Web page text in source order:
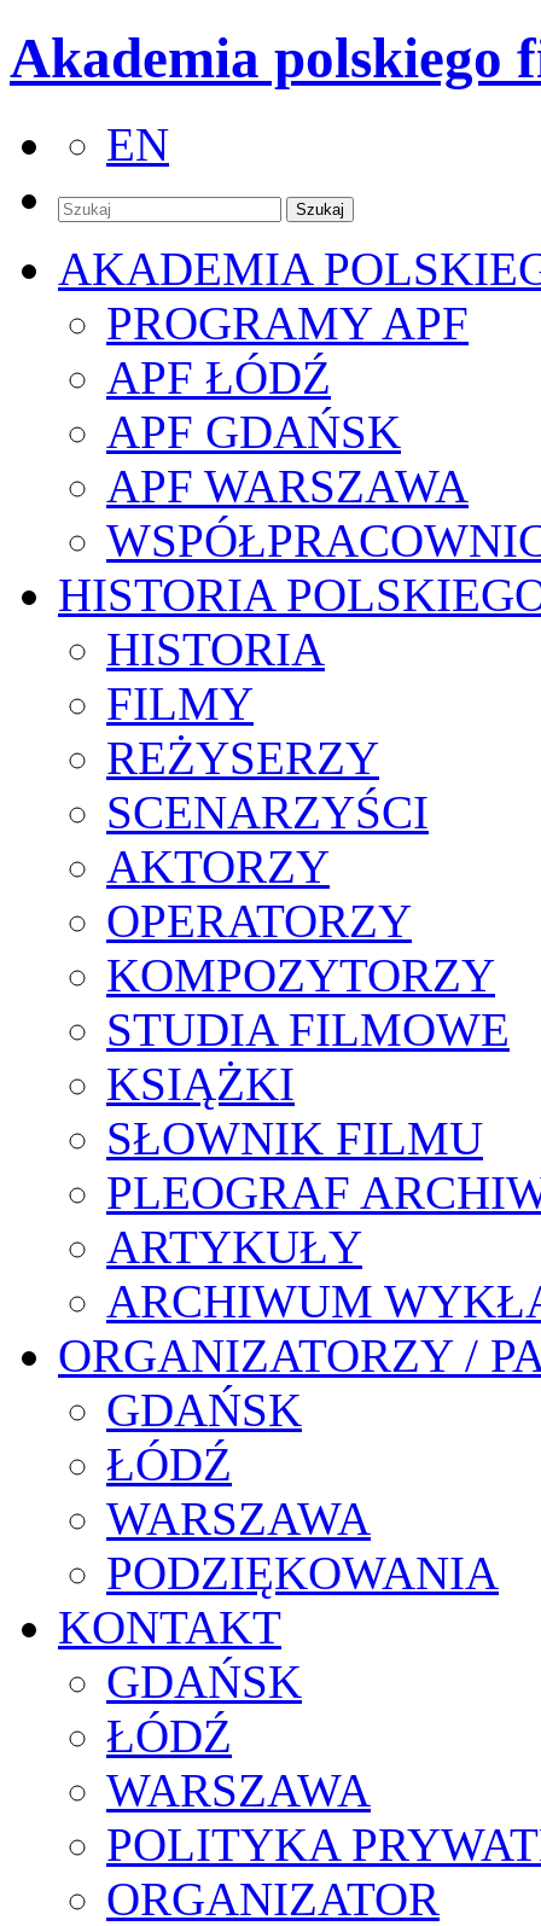
Akademia polskiego
EN
AKADEMIA
PROGRAMY APF
APF ŁÓDŹ
APF GDAŃSK
APF WARSZAWA
HISTORIA
HISTORIA
FILMY
REŻYSERZY
SCENARZYŚCI
AKTORZY
OPERATORZY
KOMPOZYTORZY
STUDIA FILMOWE
KSIĄŻKI
SŁOWNIK FILMU
PLEOGRAF
ARTYKUŁY
ARCHIWUM
ORGANIZATORZY /
GDAŃSK
ŁÓDŹ
WARSZAWA
PODZIĘKOWANIA
KONTAKT
GDAŃSK
ŁÓDŹ
WARSZAWA
POLITYKA
ORGANIZATOR